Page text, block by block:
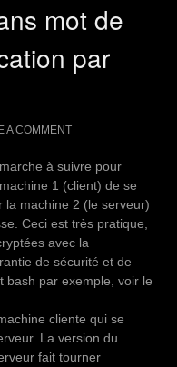
mot de
par
A COMMENT
à suivre pour
1 (client) de se
la machine 2 (le serveur)
Ceci est très pratique,
avec la
de sécurité et de
bash par exemple, voir le
cliente qui se
La version du
fait tourner